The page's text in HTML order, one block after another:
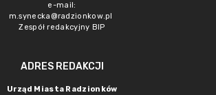
e-mail:
m.synecka@radzionkow.pl
Zespół redakcyjny BIP
ADRES REDAKCJI
Urząd Miasta Radzionków